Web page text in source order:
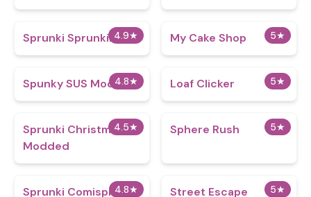
4.9★
Sprunki Sprunkirus 2 5★
My Cake Shop
4.8★
Spunky SUS Mod 5★
Loaf Clicker
4.5★
Sprunki Christmas
Modded
5★
Sphere Rush
4.8★
Sprunki Comisprunki 5★
Street Escape